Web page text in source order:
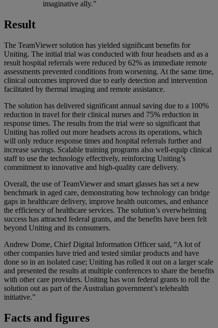
imaginative ally.”
Result
The TeamViewer solution has yielded significant benefits for
Uniting. The initial trial was conducted with four headsets and as a
result hospital referrals were reduced by 62% as immediate remote
assessments prevented conditions from worsening. At the same time,
clinical outcomes improved due to early detection and intervention
facilitated by thermal imaging and remote assistance.
The solution has delivered significant annual saving due to a 100%
reduction in travel for their clinical nurses and 75% reduction in
response times. The results from the trial were so significant that
Uniting has rolled out more headsets across its operations, which
will only reduce response times and hospital referrals further and
increase savings. Scalable training programs also well-equip clinical
staff to use the technology effectively, reinforcing Uniting’s
commitment to innovative and high-quality care delivery.
Overall, the use of TeamViewer and smart glasses has set a new
benchmark in aged care, demonstrating how technology can bridge
gaps in healthcare delivery, improve health outcomes, and enhance
the efficiency of healthcare services. The solution’s overwhelming
success has attracted federal grants, and the benefits have been felt
beyond Uniting and its consumers.
Andrew Dome, Chief Digital Information Officer said, “A lot of
other companies have tried and tested similar products and have
done so in an isolated case; Uniting has rolled it out on a larger scale
and presented the results at multiple conferences to share the benefits
with other care providers. Uniting has won federal grants to roll the
solution out as part of the Australian government’s telehealth
initiative.”
Facts and figures